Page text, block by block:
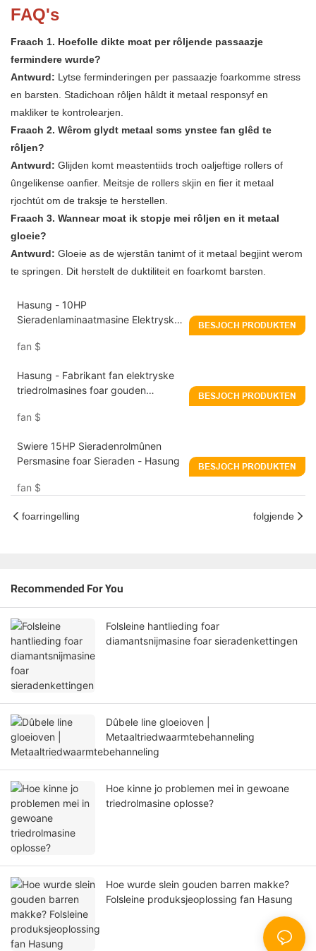
FAQ's
Fraach 1. Hoefolle dikte moat per rôljende passaazje
fermindere wurde?
Antwurd: Lytse ferminderingen per passaazje foarkomme stress
en barsten. Stadichoan rôljen hâldt it metaal responsyf en
makliker te kontrolearjen.
Fraach 2. Wêrom glydt metaal soms ynstee fan glêd te
rôljen?
Antwurd: Glijden komt meastentiids troch oaljeftige rollers of
ûngelikense oanfier. Meitsje de rollers skjin en fier it metaal
rjochtút om de traksje te herstellen.
Fraach 3. Wannear moat ik stopje mei rôljen en it metaal
gloeie?
Antwurd: Gloeie as de wjerstân tanimt of it metaal begjint werom
te springen. Dit herstelt de duktiliteit en foarkomt barsten.
Hasung - 10HP
Sieradenlaminaatmasine Elektryske
fan $
BESJOCH PRODUKTEN
Hasung - Fabrikant fan elektryske
triedrolmasines foar gouden
fan $
BESJOCH PRODUKTEN
Swiere 15HP Sieradenrolmûnen
Persmasine foar Sieraden - Hasung
fan $
BESJOCH PRODUKTEN
foarringelling folgjende
Recommended For You
Folsleine hantlieding foar
diamantsnijmasine foar sieradenkettingen
Dûbele line gloeioven |
Metaaltriedwaarmtebehanneling
Hoe kinne jo problemen mei in gewoane
triedrolmasine oplosse?
Hoe wurde slein gouden barren makke?
Folsleine produksjeoplossing fan Hasung